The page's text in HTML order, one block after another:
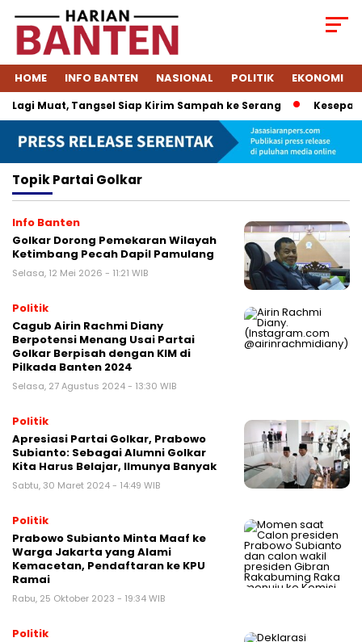
HOME INFO BANTEN NASIONAL POLITIK EKONOMI
Muat, Tangsel Siap Kirim Sampah ke Serang
TopikPartai Golkar
Info Banten
Golkar Dorong Pemekaran Wilayah
Ketimbang Pecah Dapil Pamulang
Selasa, 12 Mei 2026 - 11:21 WIB
Politik
Cagub Airin Rachmi Diany
Berpotensi Menang Usai Partai
Golkar Berpisah dengan KIM di
Pilkada Banten 2024
Selasa, 27 Agustus 2024 - 13:30 WIB
Politik
Apresiasi Partai Golkar, Prabowo
Subianto: Sebagai Alumni Golkar
Kita Harus Belajar, Ilmunya Banyak
Sabtu, 30 Maret 2024 - 14:49 WIB
Politik
Prabowo Subianto Minta Maaf ke
Warga Jakarta yang Alami
Kemacetan, Pendaftaran ke KPU
Ramai
Rabu, 25 Oktober 2023 - 19:34 WIB
Politik